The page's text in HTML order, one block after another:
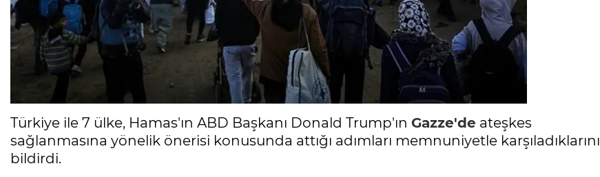
Türkiye ile 7 ülke, Hamas'ın ABD Başkanı Donald Trump'ın Gazze'de ateşkes
sağlanmasına yönelik önerisi konusunda attığı adımları memnuniyetle karşıladıklarını
bildirdi.